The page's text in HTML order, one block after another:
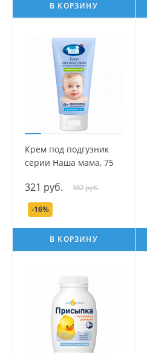
В КОРЗИНУ
Крем под подгузник
серии Наша мама, 75
321 руб. 382 руб.
-16%
В КОРЗИНУ